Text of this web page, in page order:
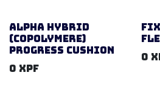
ALPHA HYBRID
(COPOLYMERE)
PROGRESS CUSHION
0 XPF
0